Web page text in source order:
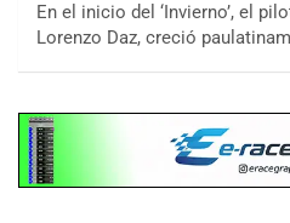
En el inicio del ‘Invierno’, el
Lorenzo Daz, creció